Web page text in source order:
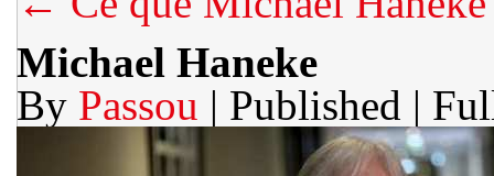
Michael Haneke
By Passou | Published |